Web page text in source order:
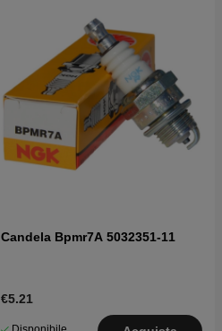
Candela Bpmr7A 5032351-11
€5.21